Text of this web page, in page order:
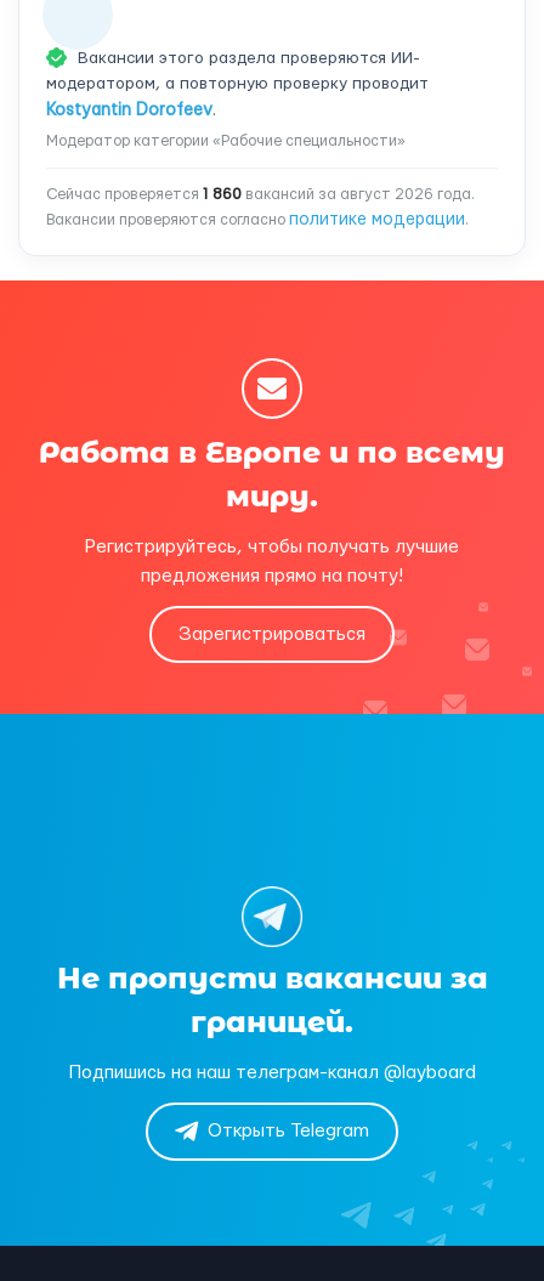
Вакансии этого раздела проверяются ИИ-
модератором, а повторную проверку проводит
Kostyantin Dorofeev.
Модератор категории «Рабочие специальности»
Сейчас проверяется 1 860 вакансий за август 2026 года.
Вакансии проверяются согласно политике модерации.
Работа в Европе и по всему
миру.
Регистрируйтесь, чтобы получать лучшие
предложения прямо на почту!
Зарегистрироваться
Не пропусти вакансии за
границей.
Подпишись на наш телеграм-канал @layboard
Открыть Telegram